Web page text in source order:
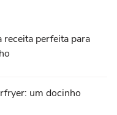
perfeita para
um docinho